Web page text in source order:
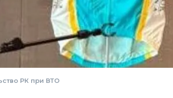
РК при ВТО